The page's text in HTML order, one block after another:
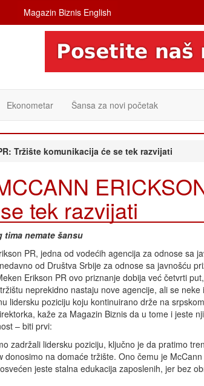
Magazin Biznis English
Ekonometar Šansa za novi početak
Tržište komunikacija će se tek razvijati
tek razvijati
tima nemate šansu
PR, jedna od vodećih agencija za odnose sa
od Društva Srbije za odnose sa javnošću
Erikson PR ovo priznanje dobija već četvrti
neprekidno nastaju nove agencije, ali se
lidersku poziciju koju kontinuirano drže na
kaže za Magazin Biznis da u tome i jeste
– biti prvi:
zadržali lidersku poziciju, ključno je da pratimo
donosimo na domaće tržište. Ono čemu je
jeste stalna edukacija zaposlenih, jer bez